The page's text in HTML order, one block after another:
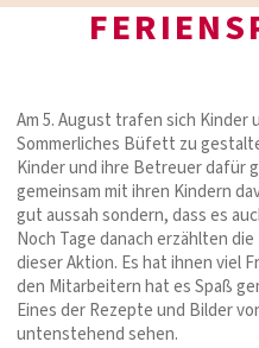
Am 5. August trafen sich Kinder
Sommerliches Büfett zu
Kinder und ihre Betreuer dafür
gemeinsam mit ihren Kindern
gut aussah sondern, dass es
Noch Tage danach erzählten
dieser Aktion. Es hat ihnen viel
den Mitarbeitern hat es Spaß
Eines der Rezepte und Bilder
untenstehend sehen.